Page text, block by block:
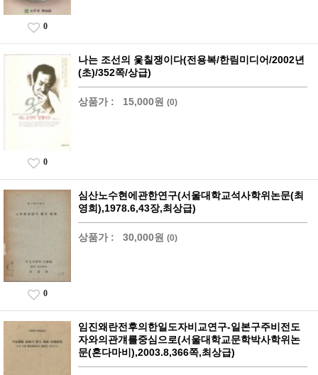
0
나는 조선의 옻칠쟁이다(전용복/한림미디어/2002년
(초)/352쪽/상급)
상품가 : 15,000원 (0)
0
심산노수현에관한연구(서울대학교석사학위논문(최
영희),1978.6,43장,최상급)
상품가 : 30,000원 (0)
0
임진왜란전후의한일도자비교연구-일본구주비전도
자와의관걔를중심으로(서울대학교문학박사학위논
문(혼다마비),2003.8,366쪽,최상급)